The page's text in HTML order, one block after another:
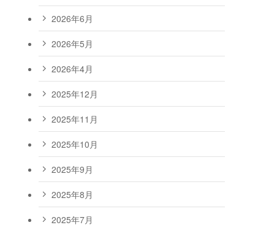
2026年6月
2026年5月
2026年4月
2025年12月
2025年11月
2025年10月
2025年9月
2025年8月
2025年7月